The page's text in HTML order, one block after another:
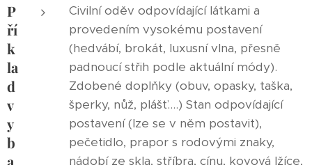
P
ří
k
la
d
v
y
b
a
Civilní oděv odpovídající látkami a
provedením vysokému postavení
(hedvábí, brokát, luxusní vlna, přesně
padnoucí střih podle aktuální módy).
Zdobené doplňky (obuv, opasky, taška,
šperky, nůž, plášť....) Stan odpovídající
postavení (lze se v něm postavit),
pečetidlo, prapor s rodovými znaky,
nádobí ze skla, stříbra, cínu, kovová lžíce,